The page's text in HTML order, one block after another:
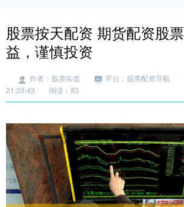
股票按天配资 期货配资股
益，谨慎投资
作者：股票实盘 平台：股票配资导航
21:20:43
阅读：83